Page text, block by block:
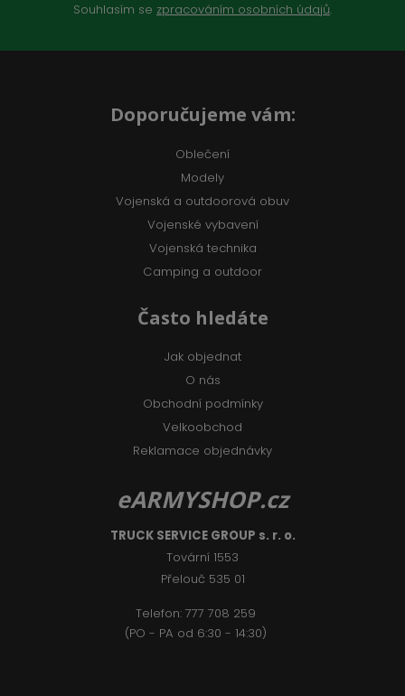
Souhlasím se zpracováním osobních údajů.
Doporučujeme vám:
Oblečení
Modely
Vojenská a outdoorová obuv
Vojenské vybavení
Vojenská technika
Camping a outdoor
Často hledáte
Jak objednat
O nás
Obchodní podmínky
Velkoobchod
Reklamace objednávky
eARMYSHOP.cz
TRUCK SERVICE GROUP s. r. o.
Tovární 1553
Přelouč 535 01
Telefon: 777 708 259
(PO - PA od 6:30 - 14:30)